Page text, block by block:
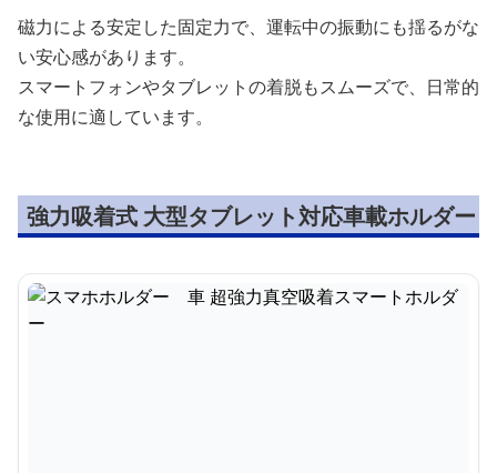
磁力による安定した固定力で、運転中の振動にも揺るがな
い安心感があります。
スマートフォンやタブレットの着脱もスムーズで、日常的
な使用に適しています。
強力吸着式 大型タブレット対応車載ホルダー